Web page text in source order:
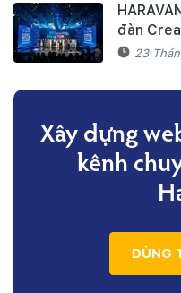
đàn
23
Xây dựng
kênh
DÙNG